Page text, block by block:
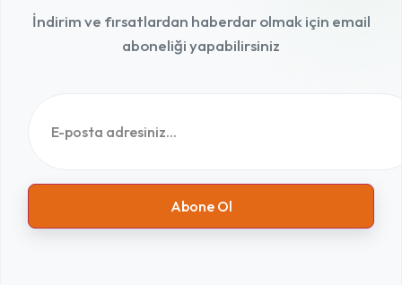
İndirim ve fırsatlardan haberdar olmak için email
aboneliği yapabilirsiniz
Abone Ol